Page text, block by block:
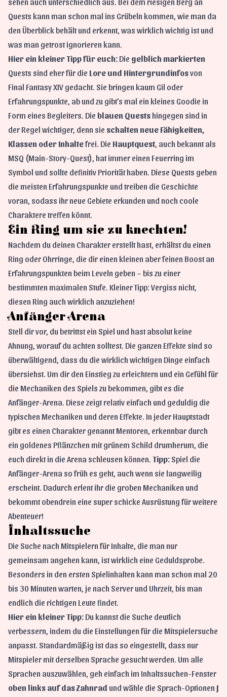
Quests kann man schon mal ins Grübeln kommen, wie man da
den Überblick behält und erkennt, was wirklich wichtig ist und
was man getrost ignorieren kann.
Hier ein kleiner Tipp für euch: Die gelblich markierten
Quests sind eher für die Lore und Hintergrundinfosvon
Final Fantasy XIV gedacht. Sie bringen kaum Gil oder
Erfahrungspunkte, ab und zu gibt’s mal ein kleines Goodie in
Form eines Begleiters. Die blauen Quests hingegen sind in
der Regel wichtiger, denn sie schalten neue Fähigkeiten,
Klassen oder Inhaltefrei. Die Hauptquest, auch bekannt als
MSQ (Main-Story-Quest), hat immer einen Feuerring im
Symbol und sollte definitiv Priorität haben. Diese Quests geben
die meisten Erfahrungspunkte und treiben die Geschichte
voran, sodass ihr neue Gebiete erkunden und noch coole
Charaktere treffen könnt.
Ein Ring um sie zu knechten!
Nachdem du deinen Charakter erstellt hast, erhältst du einen
Ring oder Ohrringe, die dir einen kleinen aber feinen Boost an
Erfahrungspunkten beim Leveln geben – bis zu einer
bestimmten maximalen Stufe. Kleiner Tipp: Vergiss nicht,
diesen Ring auch wirklich anzuziehen!
Anfänger Arena
Stell dir vor, du betrittst ein Spiel und hast absolut keine
Ahnung, worauf du achten solltest. Die ganzen Effekte sind so
überwältigend, dass du die wirklich wichtigen Dinge einfach
übersiehst. Um dir den Einstieg zu erleichtern und ein Gefühl für
die Mechaniken des Spiels zu bekommen, gibt es die
Anfänger-Arena. Diese zeigt relativ einfach und geduldig die
typischen Mechaniken und deren Effekte. In jeder Hauptstadt
gibt es einen Charakter genannt Mentoren, erkennbar durch
ein goldenes Pflänzchen mit grünem Schild drumherum, die
euch direkt in die Arena schleusen können. Tipp: Spiel die
Anfänger-Arena so früh es geht, auch wenn sie langweilig
erscheint. Dadurch erlent ihr die groben Mechaniken und
bekommt obendrein eine super schicke Ausrüstung für weitere
Abenteuer!
Inhaltssuche
Die Suche nach Mitspielern für Inhalte, die man nur
gemeinsam angehen kann, ist wirklich eine Geduldsprobe.
Besonders in den ersten Spielinhalten kann man schon mal 20
bis 30 Minuten warten, je nach Server und Uhrzeit, bis man
endlich die richtigen Leute findet.
Hier ein kleiner Tipp: Du kannst die Suche deutlich
verbessern, indem du die Einstellungen für die Mitspielersuche
anpasst. Standardmäßig ist das so eingestellt, dass nur
Mitspieler mit derselben Sprache gesucht werden. Um alle
Sprachen auszuwählen, geh einfach im Inhaltssuchen-Fenster
oben links auf das Zahnrad und wähle die Sprach-Optionen J